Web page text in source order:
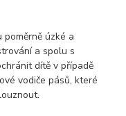
poměrně úzké a
a spolu s
dítě v případě
vodiče pásů, které